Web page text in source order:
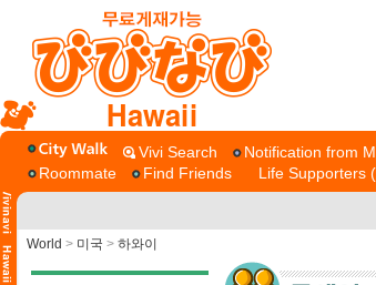
Hawaii
Vivi Search Notification from
Roommate
Find Friends Life Supporters
World > 미국 > 하와이